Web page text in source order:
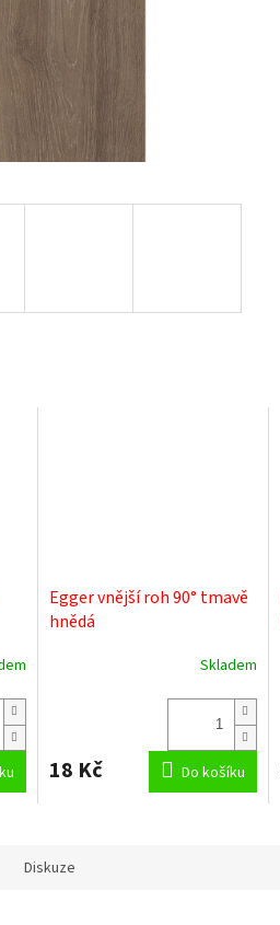
Egger vnější roh 90° tmavě
hnědá
Skladem
18 Kč Do košíku
Diskuze